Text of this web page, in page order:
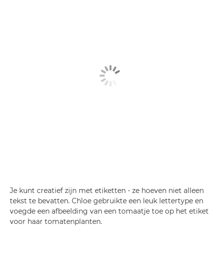
Je kunt creatief zijn met etiketten - ze hoeven niet alleen
tekst te bevatten. Chloe gebruikte een leuk lettertype en
voegde een afbeelding van een tomaatje toe op het etiket
voor haar tomatenplanten.